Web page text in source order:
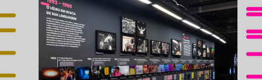
GALERIAS DE FOTOS
EXPOSIÇÃO PRINCIPAL
ESPECIAL 40 ANOS
SEMANA DE ABERTURA
IMPRENSA